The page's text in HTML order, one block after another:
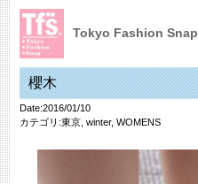
Tokyo Fashion Snap
櫻木
Date:2016/01/10
カテゴリ:東京, winter, WOMENS